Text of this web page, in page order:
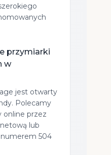
przymiarki
w
jest otwarty
Polecamy
online przez
lub
504